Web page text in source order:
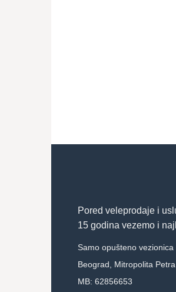
Pored veleprodaje i
15 godina vezemo i
Samo opušteno vezionica
Beograd, Mitropolita
MB: 62856653